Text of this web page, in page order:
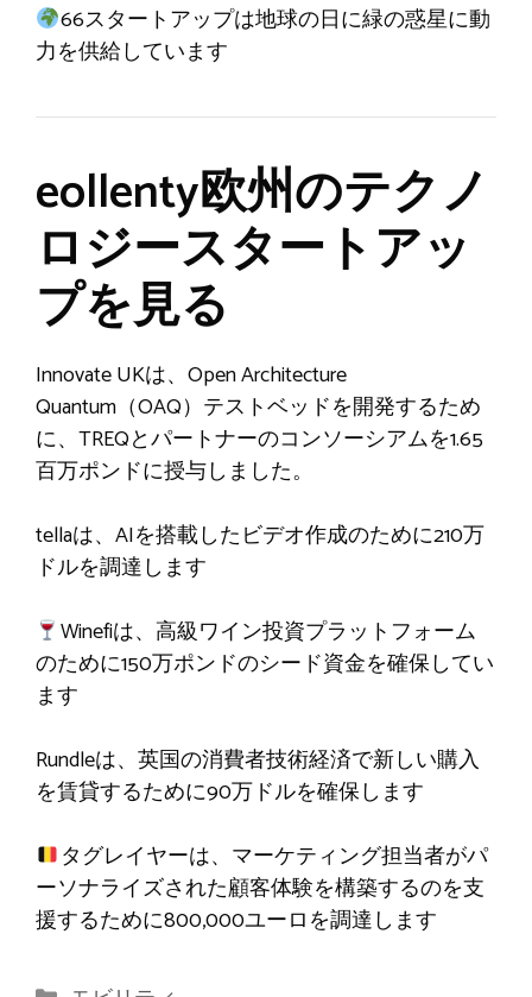
66スタートアップは地球の日に緑の惑星に動
力を供給しています
eollenty欧州のテクノ
ロジースタートアッ
プを見る
Innovate UKは、Open Architecture
Quantum（OAQ）テストベッドを開発するため
に、TREQとパートナーのコンソーシアムを1.65
百万ポンドに授与しました。
tellaは、AIを搭載したビデオ作成のために210万
ドルを調達します
Winefiは、高級ワイン投資プラットフォーム
のために150万ポンドのシード資金を確保してい
ます
Rundleは、英国の消費者技術経済で新しい購入
を賃貸するために90万ドルを確保します
タグレイヤーは、マーケティング担当者がパ
ーソナライズされた顧客体験を構築するのを支
援するために800,000ユーロを調達します